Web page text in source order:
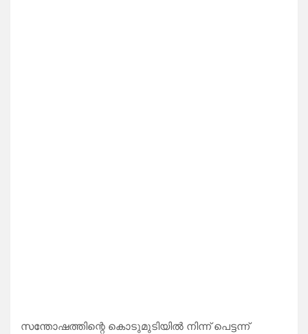
സന്തോഷത്തിന്റെ കൊടുമുടിയിൽ നിന്ന് പെട്ടന്ന്